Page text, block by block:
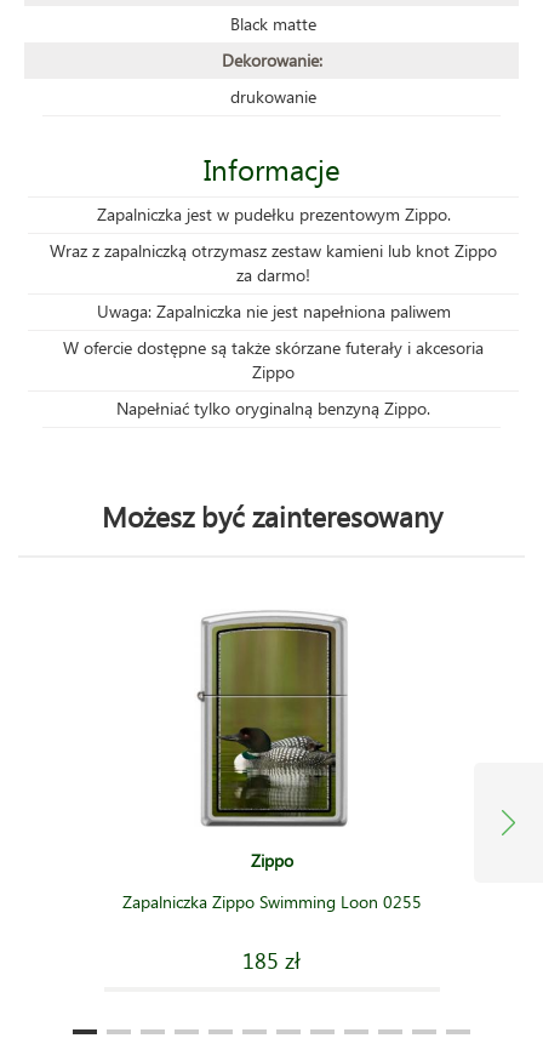
Black matte
Dekorowanie:
drukowanie
Informacje
Zapalniczka jest w pudełku prezentowym Zippo.
Wraz z zapalniczką otrzymasz zestaw kamieni lub knot Zippo
za darmo!
Uwaga: Zapalniczka nie jest napełniona paliwem
W ofercie dostępne są także skórzane futerały i akcesoria
Zippo
Napełniać tylko oryginalną benzyną Zippo.
Możesz być zainteresowany
Zippo
Zapalniczka Zippo Swimming Loon 0255
185 zł